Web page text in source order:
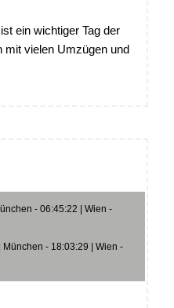
ein wichtiger Tag der
mit vielen Umzügen und
- 06:45:22 | Wien -
- 18:03:29 | Wien -